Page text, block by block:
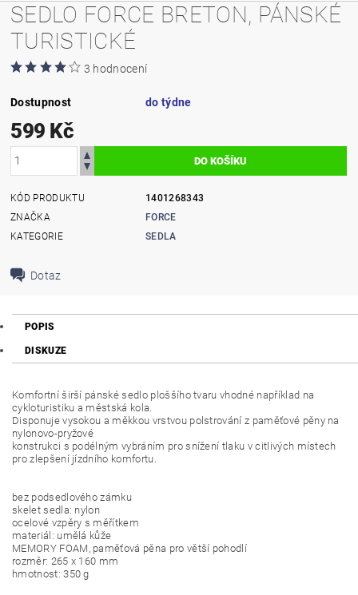
SEDLO FORCE BRETON, PÁNSKÉ
TURISTICKÉ
3 hodnocení
Dostupnost do týdne
599 Kč
KÓD PRODUKTU
1401268343
ZNAČKA
FORCE
KATEGORIE
SEDLA
Dotaz
POPIS
DISKUZE
Komfortní širší pánské sedlo ploššího tvaru vhodné například na
cykloturistiku a městská kola.
Disponuje vysokou a měkkou vrstvou polstrování z paměťové pěny na
nylonovo-pryžové
konstrukci s podélným vybráním pro snížení tlaku v citlivých místech
pro zlepšení jízdního komfortu.
bez podsedlového zámku
skelet sedla: nylon
ocelové vzpěry s měřítkem
materiál: umělá kůže
MEMORY FOAM, paměťová pěna pro větší pohodlí
rozměr: 265 x 160 mm
hmotnost: 350 g